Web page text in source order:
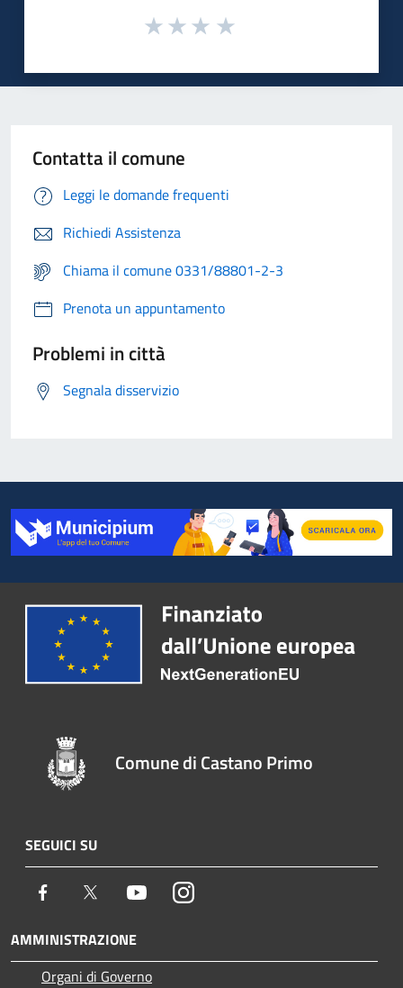
Contatta il comune
Leggi le domande frequenti
Richiedi Assistenza
Chiama il comune 0331/88801-2-3
Prenota un appuntamento
Problemi in città
Segnala disservizio
Comune di Castano Primo
SEGUICI SU
Facebook Twitter YoutubeInstagram
AMMINISTRAZIONE
Organi di Governo